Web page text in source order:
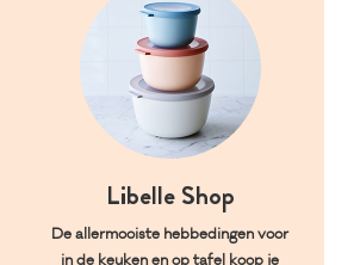
Libelle Shop
De allermooiste hebbedingen voor
in de keuken en op tafel koop je